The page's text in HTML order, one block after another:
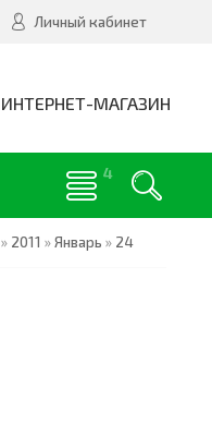
Личный кабинет
ИНТЕРНЕТ-МАГАЗИН
» 2011 »Январь » 24